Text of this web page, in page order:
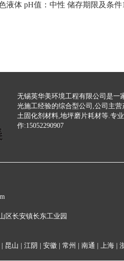
液体 pH值：中性 储存期限及条
无锡英华美环境工程有限公司是一
光施工经验的综合型公司,公司主
土固化剂材料,地坪磨片耗材等.专
作:15052290907
区长安镇长东工业园
昆山 江阴 安徽 常州 南通 上海